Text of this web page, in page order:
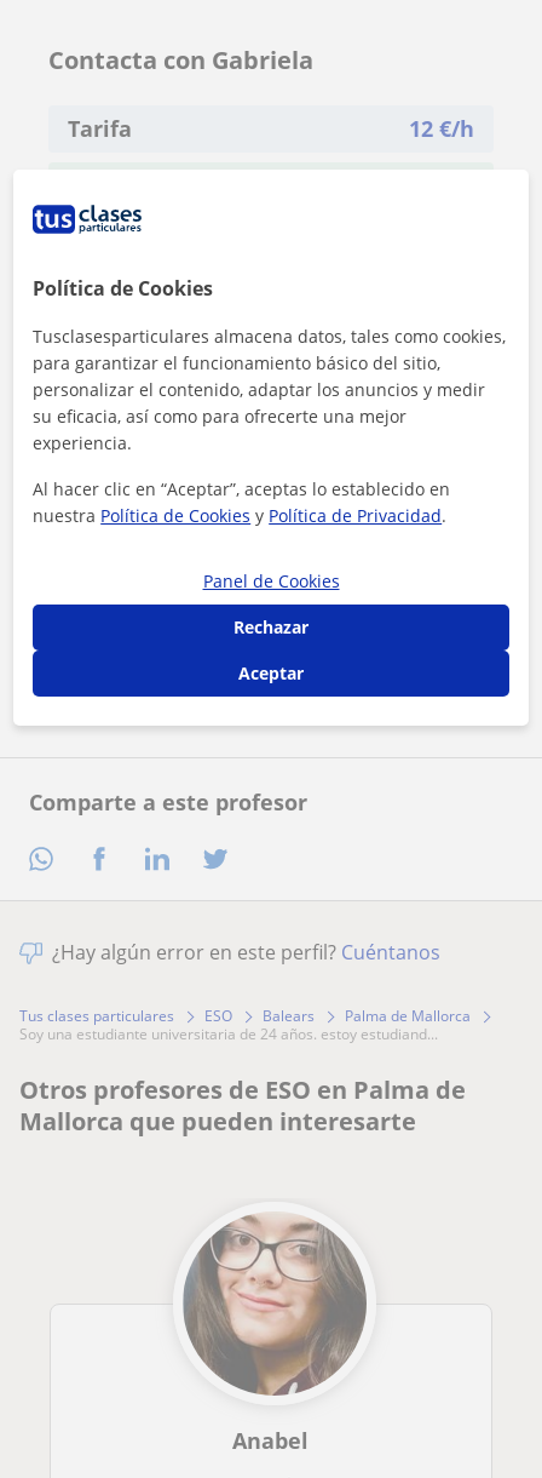
Comparte a este profesor
Contacta con Gabriela
Tarifa 12 €/h
Al hacer clic, aceptas nuestroaviso legaly deprivacidad
Contactar ahora
¿Hay algún error en este perfil? Cuéntanos
Tus clases particulares ESO Balears
Palma de Mallorca
soy una estudiante universitaria de 24 años. estoy estudiand...
Otros profesores de ESO en Palma de
Mallorca que pueden interesarte
Anabel
Política de Cookies
Tusclasesparticulares almacena datos, tales como cookies,
para garantizar el funcionamiento básico del sitio,
personalizar el contenido, adaptar los anuncios y medir
su eficacia, así como para ofrecerte una mejor
experiencia.
Al hacer clic en “Aceptar”, aceptas lo establecido en
nuestra Política de Cookies y Política de Privacidad.
Panel de Cookies
Rechazar
Aceptar